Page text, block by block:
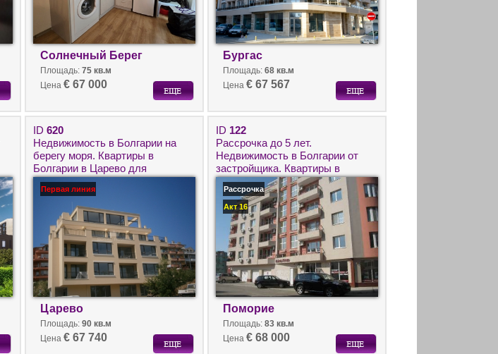
Солнечный Берег
Площадь: 75 кв.м
Цена € 67 000
Бургас
Площадь: 68 кв.м
Цена € 67 567
ID 620
Недвижимость в Болгарии на
берегу моря. Квартиры в
Болгарии в Царево для
круглогодичного проживания.
Первая линия
Царево
Площадь: 90 кв.м
Цена € 67 740
ID 122
Рассрочка до 5 лет.
Недвижимость в Болгарии от
застройщика. Квартиры в
Болгарии для круглогодичного
проживания в Поморие.
Рассрочка
Акт 16
Поморие
Площадь: 83 кв.м
Цена € 68 000